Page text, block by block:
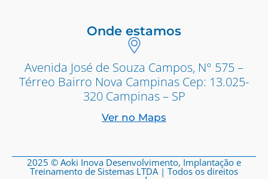
Onde estamos
Avenida José de Souza Campos, N° 575 –
Térreo Bairro Nova Campinas Cep: 13.025-
320 Campinas – SP
Ver no Maps
2025 © Aoki Inova Desenvolvimento, Implantação e
Treinamento de Sistemas LTDA | Todos os direitos